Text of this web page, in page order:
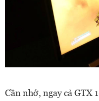
Cần nhớ, ngay cả GTX